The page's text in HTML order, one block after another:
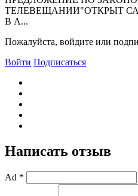
ТЕЛЕВЕЩАНИИ"ОТКРЫТ
В А...
Пожалуйста, войдите или
Войти Подписаться
Написать отзыв
Ad *